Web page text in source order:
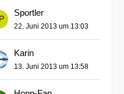
Sportler
22. Juni 2013 um 13:03
Karin
13. Juni 2013 um 13:58